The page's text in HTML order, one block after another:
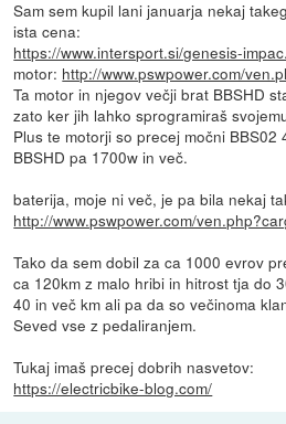
Sam sem kupil lani januarja nekaj
ista cena:
https://www.intersport.si/genesis-
motor: http://www.pswpower.com/
Ta motor in njegov večji brat BBSHD
zato ker jih lahko sprogramiraš
Plus te motorji so precej močni
BBSHD pa 1700w in več.
baterija, moje ni več, je pa bila nekaj
http://www.pswpower.com/
Tako da sem dobil za ca 1000 evrov
ca 120km z malo hribi in hitrost tja do
40 in več km ali pa da so večinoma
Seved vse z pedaliranjem.
Tukaj imaš precej dobrih nasvetov:
https://electricbike-blog.com/